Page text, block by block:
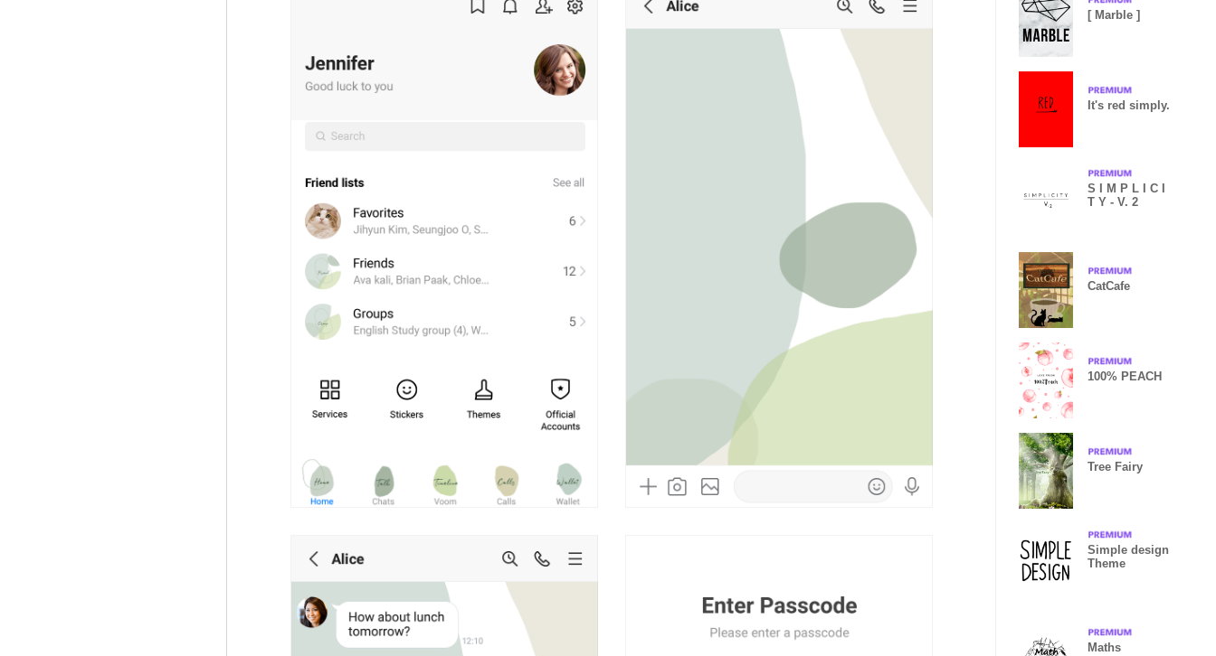
[ Marble ]
It's red simply.
S I M P L I C I
T Y - V. 2
CatCafe
100% PEACH
Tree Fairy
Simple design
Theme
Maths